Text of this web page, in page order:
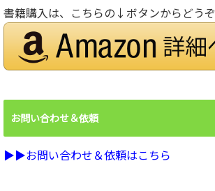
書籍購入は、こちらの↓ボタンからどうぞ
お問い合わせ＆依頼
▶︎▶︎お問い合わせ＆依頼はこちら